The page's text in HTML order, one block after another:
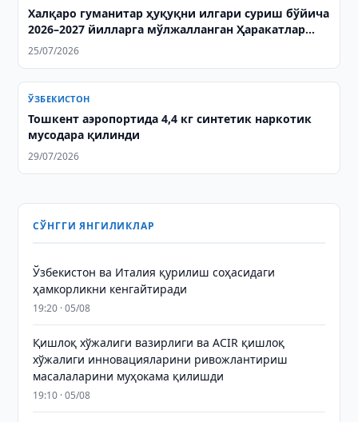
Халқаро гуманитар ҳуқуқни илгари суриш бўйича
2026–2027 йилларга мўлжалланган Ҳаракатлар
режаси имзоланди
25/07/2026
ЎЗБЕКИСТОН
Тошкент аэропортида 4,4 кг синтетик наркотик
мусодара қилинди
29/07/2026
СЎНГГИ ЯНГИЛИКЛАР
Ўзбекистон ва Италия қурилиш соҳасидаги
ҳамкорликни кенгайтиради
19:20 · 05/08
Қишлоқ хўжалиги вазирлиги ва ACIR қишлоқ
хўжалиги инновацияларини ривожлантириш
масалаларини муҳокама қилишди
19:10 · 05/08